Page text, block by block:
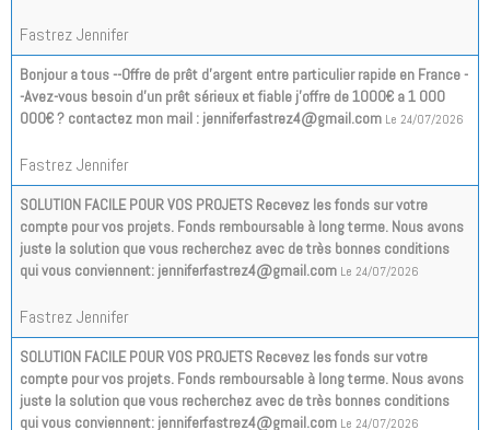
Fastrez Jennifer
Bonjour a tous --Offre de prêt d'argent entre particulier rapide en France -
-Avez-vous besoin d'un prêt sérieux et fiable j'offre de 1000€ a 1 000
000€ ? contactez mon mail : jenniferfastrez4@gmail.com Le 24/07/2026
Fastrez Jennifer
SOLUTION FACILE POUR VOS PROJETS Recevez les fonds sur votre
compte pour vos projets. Fonds remboursable à long terme. Nous avons
juste la solution que vous recherchez avec de très bonnes conditions
qui vous conviennent: jenniferfastrez4@gmail.com Le 24/07/2026
Fastrez Jennifer
SOLUTION FACILE POUR VOS PROJETS Recevez les fonds sur votre
compte pour vos projets. Fonds remboursable à long terme. Nous avons
juste la solution que vous recherchez avec de très bonnes conditions
qui vous conviennent: jenniferfastrez4@gmail.com Le 24/07/2026